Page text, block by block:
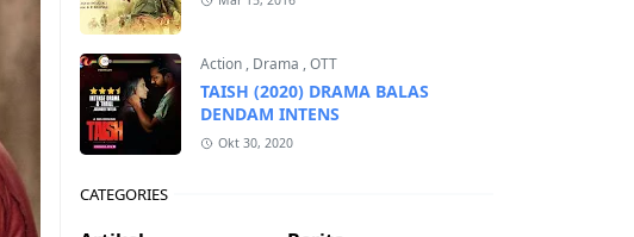
Action , Drama ,OTT
TAISH (2020) DRAMA BALAS
DENDAM INTENS
Okt 30, 2020
CATEGORIES